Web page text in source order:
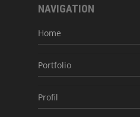
NAVIGATION
Home
Portfolio
Profil